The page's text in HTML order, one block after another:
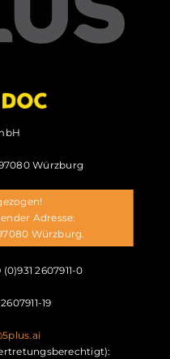
Würzburg
Adresse:
Würzburg.
2607911-0
19